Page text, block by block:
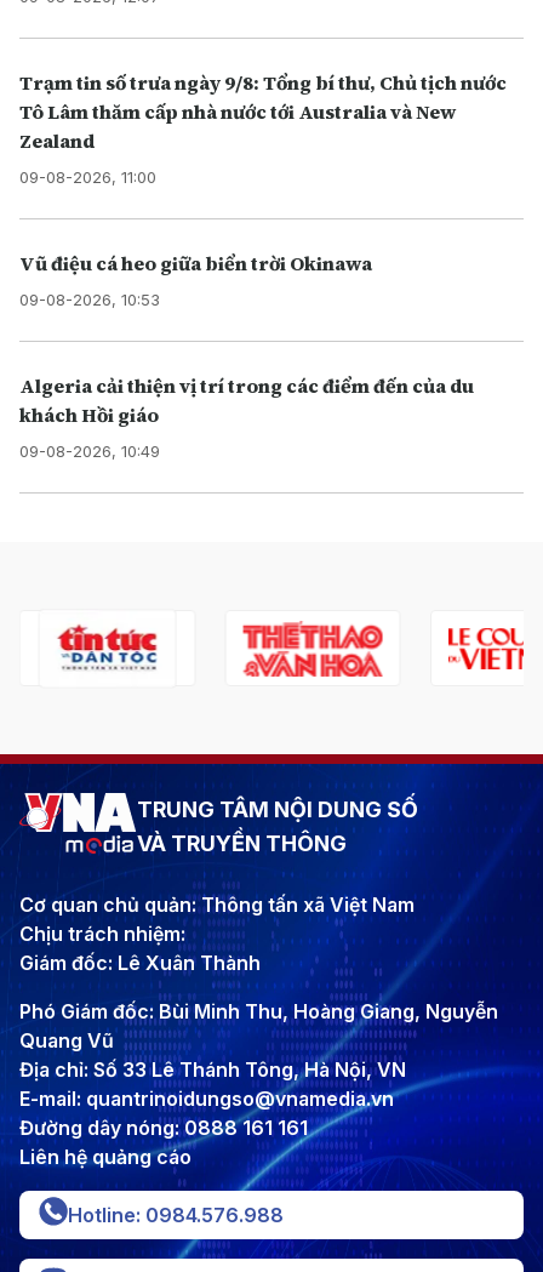
Trạm tin số trưa ngày 9/8: Tổng bí thư, Chủ tịch nước
Tô Lâm thăm cấp nhà nước tới Australia và New
Zealand
09-08-2026, 11:00
Vũ điệu cá heo giữa biển trời Okinawa
09-08-2026, 10:53
Algeria cải thiện vị trí trong các điểm đến của du
khách Hồi giáo
09-08-2026, 10:49
TRUNG TÂM NỘI DUNG SỐ
VÀ TRUYỀN THÔNG
Cơ quan chủ quản: Thông tấn xã Việt Nam
Chịu trách nhiệm:
Giám đốc: Lê Xuân Thành
Phó Giám đốc: Bùi Minh Thu, Hoàng Giang, Nguyễn
Quang Vũ
Địa chỉ: Số 33 Lê Thánh Tông, Hà Nội, VN
E-mail: quantrinoidungso@vnamedia.vn
Đường dây nóng: 0888 161 161
Liên hệ quảng cáo
Hotline: 0984.576.988